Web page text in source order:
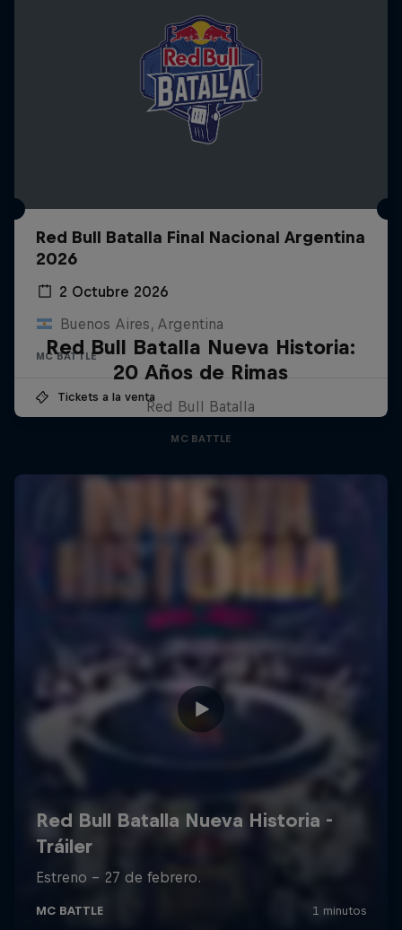
Red Bull Batalla Final Nacional Argentina
2026
2 Octubre 2026
Buenos Aires, Argentina
MC BATTLE
Tickets a la venta
Red Bull Batalla Nueva Historia:
20 Años de Rimas
Red Bull Batalla
MC BATTLE